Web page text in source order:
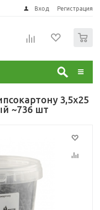
Вход Регистрация
3,5х25
~736 шт